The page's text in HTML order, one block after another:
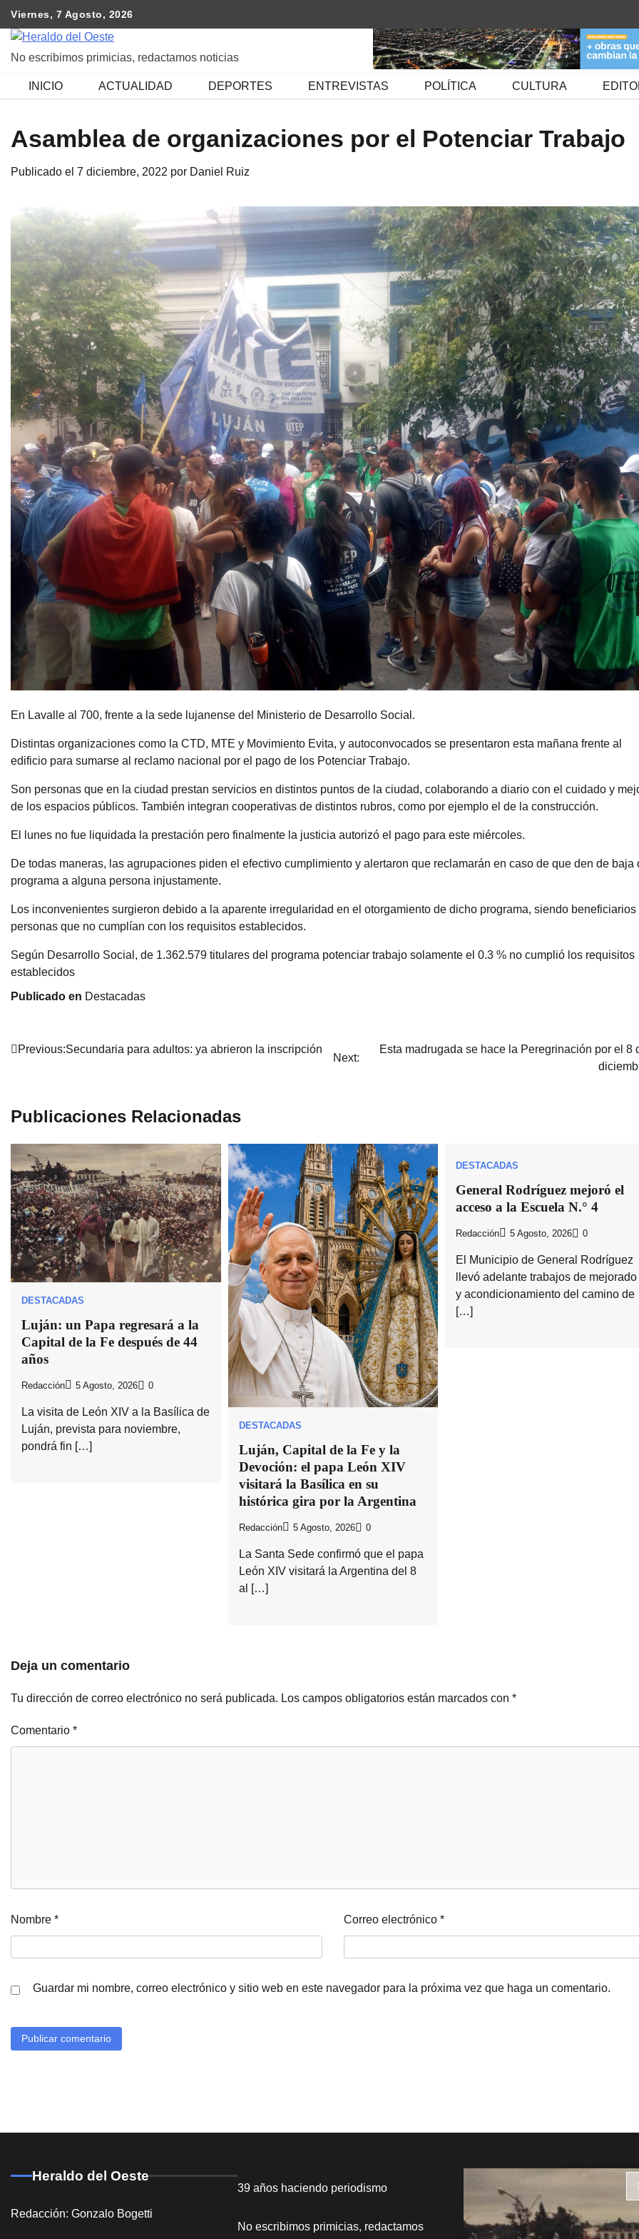
content
Viernes, 7 Agosto, 2026
No escribimos primicias, redactamos noticias
INICIO ACTUALIDAD DEPORTES ENTREVISTAS POLÍTICA CULTURA
Asamblea de organizaciones por el Potenciar Trabajo
Publicado el 7 diciembre, 2022 por Daniel Ruiz
En Lavalle al 700, frente a la sede lujanense del Ministerio de Desarrollo Social.
Distintas organizaciones como la CTD, MTE y Movimiento Evita, y autoconvocados se presentaron esta mañana frente al
edificio para sumarse al reclamo nacional por el pago de los Potenciar Trabajo.
Son personas que en la ciudad prestan servicios en distintos puntos de la ciudad, colaborando a diario con el cuidado y
de los espacios públicos. También integran cooperativas de distintos rubros, como por ejemplo el de la construcción.
El lunes no fue liquidada la prestación pero finalmente la justicia autorizó el pago para este miércoles.
De todas maneras, las agrupaciones piden el efectivo cumplimiento y alertaron que reclamarán en caso de que den de baja
programa a alguna persona injustamente.
Los inconvenientes surgieron debido a la aparente irregularidad en el otorgamiento de dicho programa, siendo beneficiarios
personas que no cumplían con los requisitos establecidos.
Según Desarrollo Social, de 1.362.579 titulares del programa potenciar trabajo solamente el 0.3 % no cumplió los requisitos
establecidos
Publicado en Destacadas
Navegación
Previous:Secundaria para adultos: ya abrieron la inscripción
Next:
Esta madrugada se hace la Peregrinación por el 8
Publicaciones Relacionadas
DESTACADAS
Luján: un Papa regresará a la
Capital de la Fe después de 44
años
Redacción 5 Agosto, 2026 0
La visita de León XIV a la Basílica de
Luján, prevista para noviembre,
pondrá fin […]
DESTACADAS
Luján, Capital de la Fe y la
Devoción: el papa León XIV
visitará la Basílica en su
histórica gira por la Argentina
Redacción 5 Agosto, 2026 0
La Santa Sede confirmó que el papa
León XIV visitará la Argentina del 8
al […]
DESTACADAS
General Rodríguez mejoró el
acceso a la Escuela N.° 4
Redacción 5 Agosto, 2026 0
El Municipio de General Rodríguez
llevó adelante trabajos de mejorado
y acondicionamiento del camino de
[…]
Deja un comentario
Tu dirección de correo electrónico no será publicada. Los campos obligatorios están marcados con *
Comentario *
Nombre * Correo electrónico *
Guardar mi nombre, correo electrónico y sitio web en este navegador para la próxima vez que haga un comentario.
Heraldo del Oeste
Redacción: Gonzalo Bogetti
39 años haciendo periodismo
No escribimos primicias, redactamos